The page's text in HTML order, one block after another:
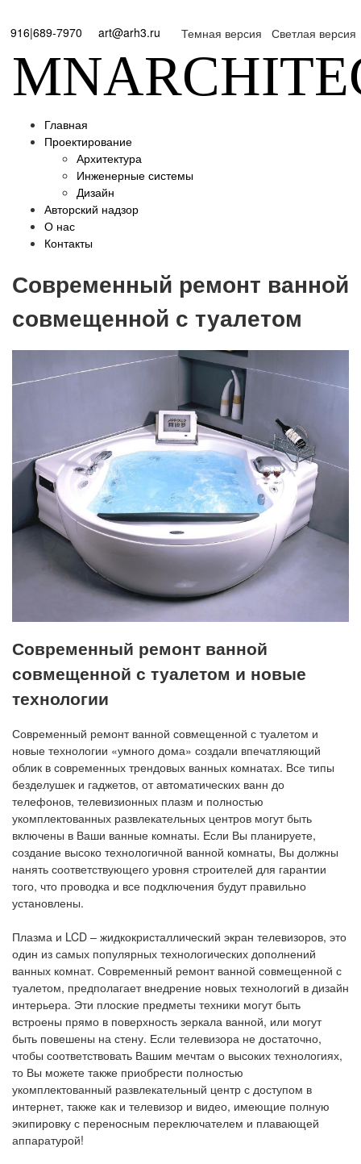
916|689-7970 art@arh3.ru Темная версия Светлая версия
Главная
Проектирование
Архитектура
Инженерные системы
Дизайн
Авторский надзор
О нас
Контакты
Современный ремонт ванной
совмещенной с туалетом
Современный ремонт ванной
совмещенной с туалетом и новые
технологии
Современный ремонт ванной совмещенной с туалетом и
новые технологии «умного дома» создали впечатляющий
облик в современных трендовых ванных комнатах. Все типы
безделушек и гаджетов, от автоматических ванн до
телефонов, телевизионных плазм и полностью
укомплектованных развлекательных центров могут быть
включены в Ваши ванные комнаты. Если Вы планируете,
создание высоко технологичной ванной комнаты, Вы должны
нанять соответствующего уровня строителей для гарантии
того, что проводка и все подключения будут правильно
установлены.
Плазма и LCD – жидкокристаллический экран телевизоров, это
один из самых популярных технологических дополнений
ванных комнат. Современный ремонт ванной совмещенной с
туалетом, предполагает внедрение новых технологий в дизайн
интерьера. Эти плоские предметы техники могут быть
встроены прямо в поверхность зеркала ванной, или могут
быть повешены на стену. Если телевизора не достаточно,
чтобы соответствовать Вашим мечтам о высоких технологиях,
то Вы можете также приобрести полностью
укомплектованный развлекательный центр с доступом в
интернет, также как и телевизор и видео, имеющие полную
экипировку с переносным переключателем и плавающей
аппаратурой!